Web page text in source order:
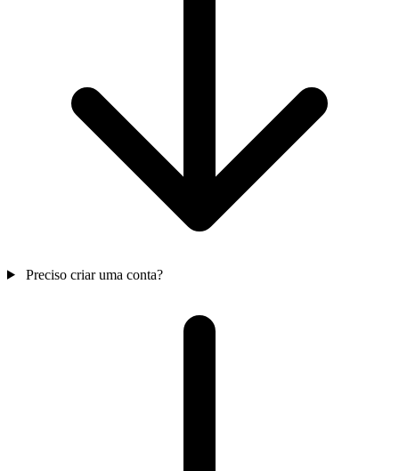
Preciso criar uma conta?